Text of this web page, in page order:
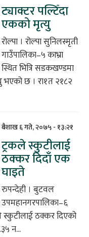
ट्याक्टर पल्टिँदा
एकको मृत्यु
रोल्पा । रोल्पा सुनिलस्मृती
गाउँपालिका–५ काभ्रा
स्थित भित्रि सडकखण्डमा
भएको छ । रा१त २१८२
बैशाख ६ गते, २०७५ - १३:२१
ट्रकले स्कुटीलाई
ठक्कर दिदाँ एक
घाइते
रुपन्देही । बुटवल
उपमहानगरपालिका–६
स्कुटीलाई ठक्कर दिएको
न...